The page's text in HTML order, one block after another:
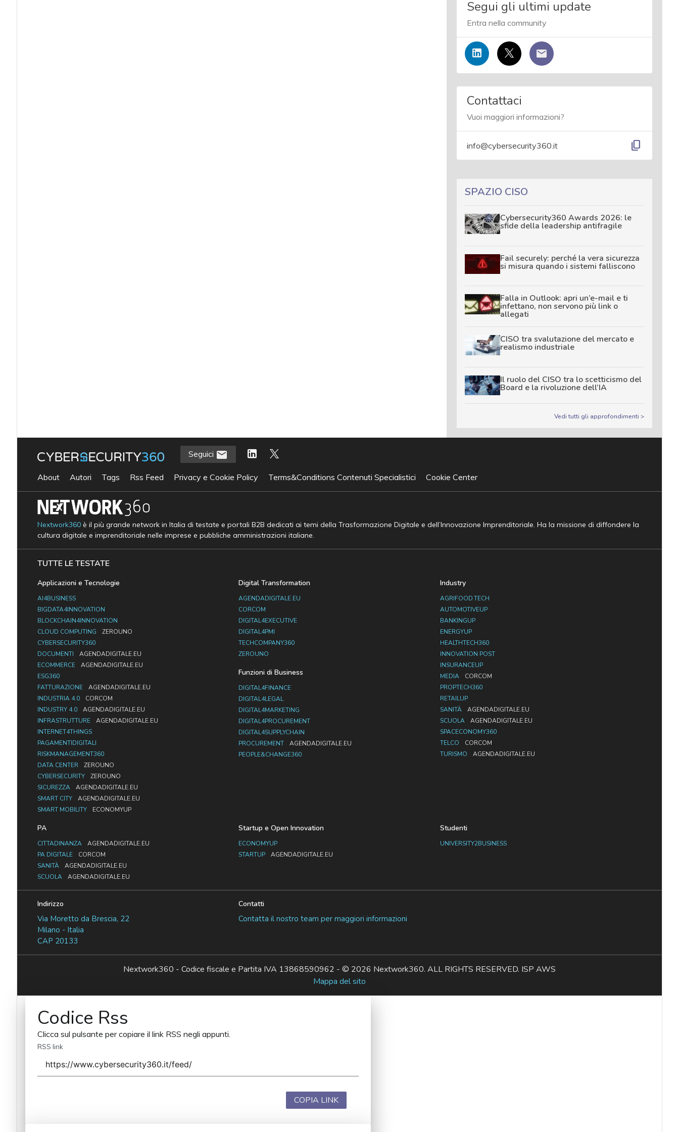
Segui gli ultimi update
Entra nella community
Contattaci
Vuoi maggiori informazioni?
info@cybersecurity360.it content_copy
SPAZIO CISO
Cybersecurity360 Awards 2026: le
sfide della leadership antifragile
Fail securely: perché la vera sicurezza
si misura quando i sistemi falliscono
Falla in Outlook: apri un’e-mail e ti
infettano, non servono più link o
allegati
CISO tra svalutazione del mercato e
realismo industriale
Il ruolo del CISO tra lo scetticismo del
Board e la rivoluzione dell’IA
Vedi tutti gli approfondimenti >
Seguici
About Autori Tags Rss Feed Privacy e Cookie Policy Terms&Conditions Contenuti Specialistici Cookie Center
Nextwork360è il più grande network in Italia di testate e portali B2B dedicati ai temi della Trasformazione Digitale e dell’Innovazione Imprenditoriale. Ha la missione di diffondere la
cultura digitale e imprenditoriale nelle imprese e pubbliche amministrazioni italiane.
TUTTE LE TESTATE
Applicazioni e Tecnologie
AI4BUSINESS
BIGDATA4INNOVATION
BLOCKCHAIN4INNOVATION
CLOUD COMPUTING
ZEROUNO
CYBERSECURITY360
DOCUMENTI
AGENDADIGITALE.EU
ECOMMERCE
AGENDADIGITALE.EU
ESG360
FATTURAZIONE
AGENDADIGITALE.EU
INDUSTRIA 4.0
CORCOM
INDUSTRY 4.0
AGENDADIGITALE.EU
INFRASTRUTTURE
AGENDADIGITALE.EU
INTERNET4THINGS
PAGAMENTIDIGITALI
RISKMANAGEMENT360
DATA CENTER
ZEROUNO
CYBERSECURITY
ZEROUNO
SICUREZZA
AGENDADIGITALE.EU
SMART CITY
AGENDADIGITALE.EU
SMART MOBILITY
ECONOMYUP
Digital Transformation
AGENDADIGITALE.EU
CORCOM
DIGITAL4EXECUTIVE
DIGITAL4PMI
TECHCOMPANY360
ZEROUNO
Funzioni di Business
DIGITAL4FINANCE
DIGITAL4LEGAL
DIGITAL4MARKETING
DIGITAL4PROCUREMENT
DIGITAL4SUPPLYCHAIN
PROCUREMENT
AGENDADIGITALE.EU
PEOPLE&CHANGE360
Industry
AGRIFOOD.TECH
AUTOMOTIVEUP
BANKINGUP
ENERGYUP
HEALTHTECH360
INNOVATION POST
INSURANCEUP
MEDIA
CORCOM
PROPTECH360
RETAILUP
SANITÀ
AGENDADIGITALE.EU
SCUOLA
AGENDADIGITALE.EU
SPACECONOMY360
TELCO
CORCOM
TURISMO
AGENDADIGITALE.EU
PA
CITTADINANZA
AGENDADIGITALE.EU
PA DIGITALE
CORCOM
SANITÀ
AGENDADIGITALE.EU
SCUOLA
AGENDADIGITALE.EU
Startup e Open Innovation
ECONOMYUP
STARTUP
AGENDADIGITALE.EU
Studenti
UNIVERSITY2BUSINESS
Indirizzo
Via Moretto da Brescia, 22
Milano - Italia
CAP 20133
Contatti
Contatta il nostro team per maggiori informazioni
Nextwork360 - Codice fiscale e Partita IVA 13868590962 - © 2026 Nextwork360. ALL RIGHTS RESERVED. ISP AWS
Mappa del sito
Codice Rss
Clicca sul pulsante per copiare il link RSS negli appunti.
RSS link
COPIA LINK